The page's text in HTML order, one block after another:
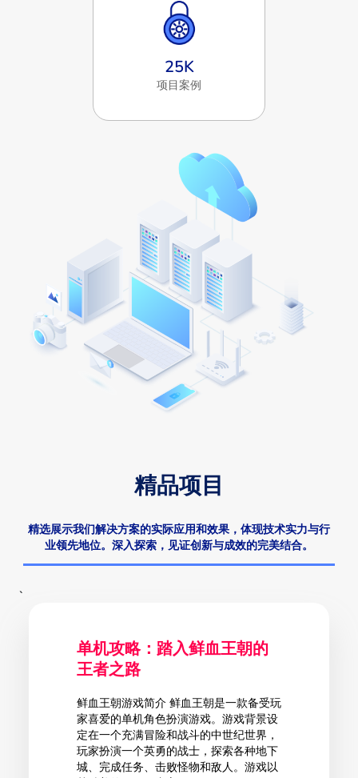
25K
项目案例
精品项目
精选展示我们解决方案的实际应用和效果，体现技术实力与行
业领先地位。深入探索，见证创新与成效的完美结合。
`
单机攻略：踏入鲜血王朝的
王者之路
鲜血王朝游戏简介 鲜血王朝是一款备受玩
家喜爱的单机角色扮演游戏。游戏背景设
定在一个充满冒险和战斗的中世纪世界，
玩家扮演一个英勇的战士，探索各种地下
城、完成任务、击败怪物和敌人。游戏以